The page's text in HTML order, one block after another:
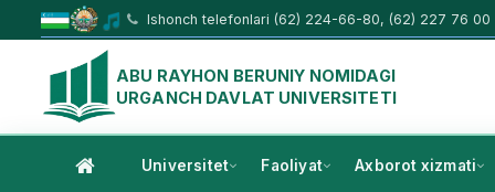
Ishonch telefonlari (62) 224-66-80, (62) 227 76 00
ABU RAYHON BERUNIY NOMIDAGI
URGANCH DAVLAT UNIVERSITETI
Universitet Faoliyat Axborot xizmati